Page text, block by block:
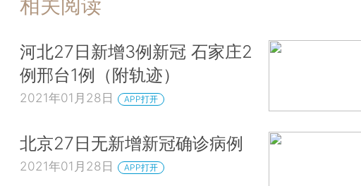
相关阅读
河北27日新增3例新冠 石家庄2
例邢台1例（附轨迹）
2021年01月28日 APP打开
北京27日无新增新冠确诊病例
2021年01月28日 APP打开